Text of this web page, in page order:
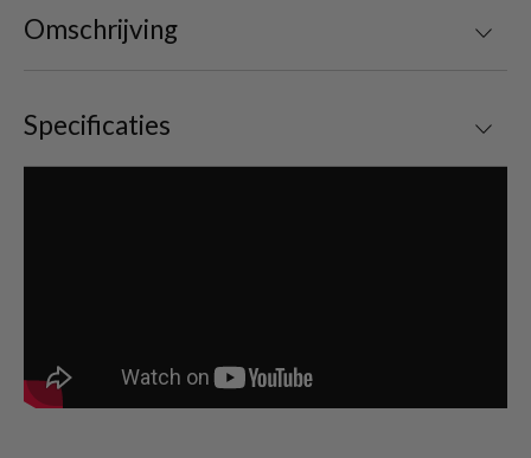
Omschrijving
Specificaties